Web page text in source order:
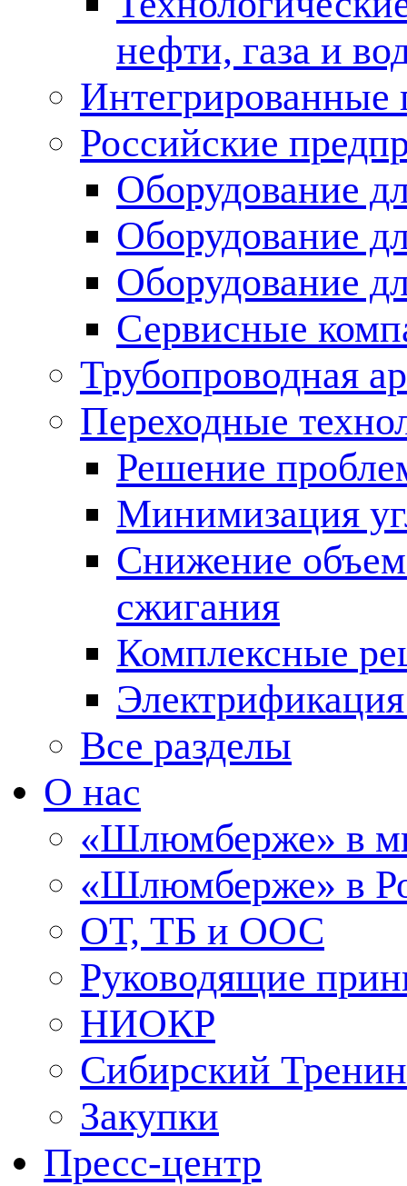
нефти, газа и
Российские
Оборудование
Оборудование
Оборудование
Сервисные
Трубопроводная
Переходные
Решение
Минимизация
Снижение
сжигания
Комплексные
Все разделы
О нас
«Шлюмберже» в
«Шлюмберже» в
ОТ, ТБ и ООС
Руководящие
НИОКР
Сибирский
Закупки
Пресс-центр